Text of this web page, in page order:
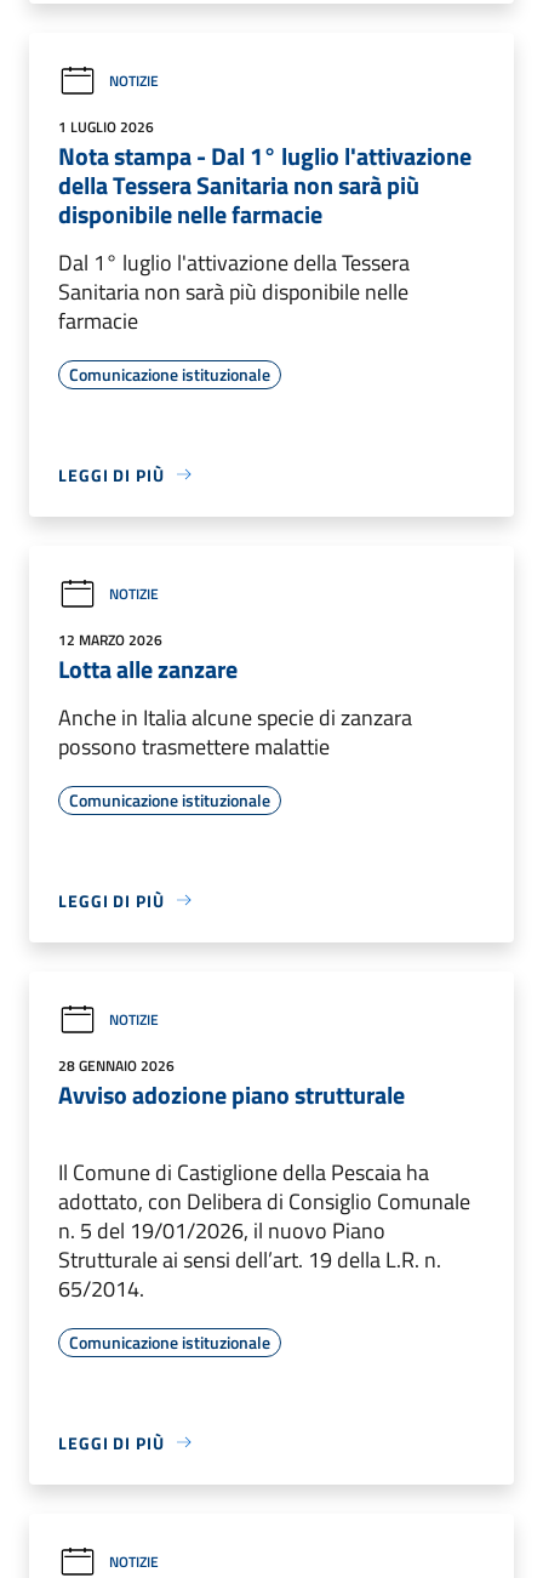
NOTIZIE
1 LUGLIO 2026
Nota stampa - Dal 1° luglio l'attivazione
della Tessera Sanitaria non sarà più
disponibile nelle farmacie
Dal 1° luglio l'attivazione della Tessera
Sanitaria non sarà più disponibile nelle
farmacie
Comunicazione istituzionale
LEGGI DI PIÙ
NOTIZIE
12 MARZO 2026
Lotta alle zanzare
Anche in Italia alcune specie di zanzara
possono trasmettere malattie
Comunicazione istituzionale
LEGGI DI PIÙ
NOTIZIE
28 GENNAIO 2026
Avviso adozione piano strutturale
Il Comune di Castiglione della Pescaia ha
adottato, con Delibera di Consiglio Comunale
n. 5 del 19/01/2026, il nuovo Piano
Strutturale ai sensi dell’art. 19 della L.R. n.
65/2014.
Comunicazione istituzionale
LEGGI DI PIÙ
NOTIZIE